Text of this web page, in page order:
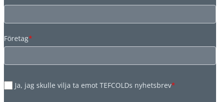
Företag*
Ja, jag skulle vilja ta emot TEFCOLDs nyhetsbrev*